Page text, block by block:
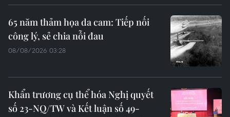
65 năm thảm họa da cam: Tiếp nối
công lý, sẻ chia nỗi đau
08/08/2026 03:28
Khẩn trương cụ thể hóa Nghị quyết
số 23-NQ/TW và Kết luận số 49-